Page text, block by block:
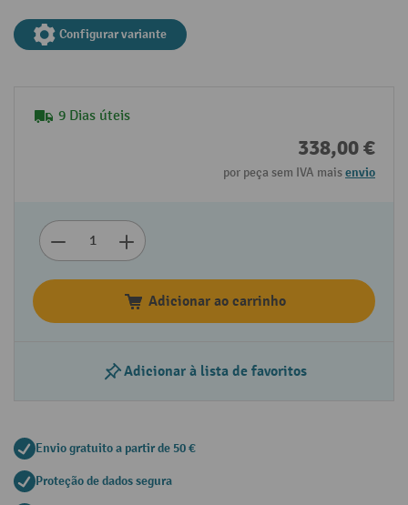
Configurar variante
9 Dias úteis
338,00 €
por peça sem IVA maisenvio
Adicionar ao carrinho
Adicionar à lista de favoritos
Envio gratuito a partir de 50 €
Proteção de dados segura